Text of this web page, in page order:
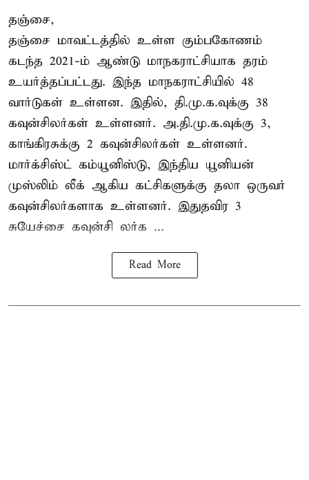
தஞ்சை,
தஞ்சை மாவட்டத்தில் உள்ள கும்பகோணம்
கடந்த 2021-ம் ஆண்டு மாநகராட்சியாக தரம்
உயர்த்தப்பட்டது. இந்த மாநகராட்சியில் 48
வார்டுகள் உள்ளன. இதில், தி.மு.க.வுக்கு 38
கவுன்சிலர்கள் உள்ளனர். அ.தி.மு.க.வுக்கு 3,
காங்கிரசுக்கு 2 கவுன்சிலர்கள் உள்ளனர்.
மார்க்சிஸ்ட் கம்யூனிஸ்டு, இந்திய யூனியன்
முஸ்லிம் லீக் ஆகிய கட்சிகளுக்கு தலா ஒருவர்
கவுன்சிலர்களாக உள்ளனர். இதுதவிர 3
சுயேச்சை கவுன்சி லர்க ...
Read More